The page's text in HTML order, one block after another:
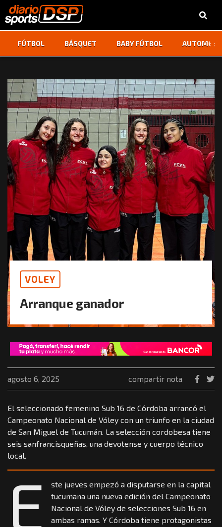
FÚTBOL BÁSQUET BABY FÚTBOL ‹ ›
VOLEY
Arranque ganador
agosto 6, 2025 compartir nota
El seleccionado femenino Sub 16 de Córdoba arrancó el
Campeonato Nacional de Vóley con un triunfo en la ciudad
de San Miguel de Tucumán. La selección cordobesa tiene
seis sanfrancisqueñas, una devotense y cuerpo técnico
local.
E
ste jueves empezó a disputarse en la capital
tucumana una nueva edición del Campeonato
Nacional de Vóley de selecciones Sub 16 en
ambas ramas. Y Córdoba tiene protagonistas